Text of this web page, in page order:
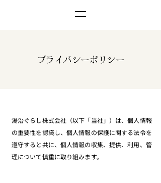
プライバシーポリシー
湯治ぐらし株式会社（以下「当社」）は、個人情報
の重要性を認識し、個人情報の保護に関する法令を
遵守すると共に、個人情報の収集、提供、利用、管
理について慎重に取り組みます。